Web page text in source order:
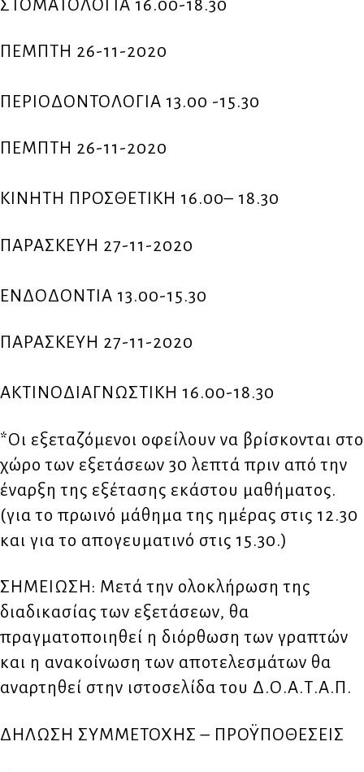
ΣΤΟΜΑΤΟΛΟΓΙΑ 16.00-18.30
ΠΕΜΠΤΗ 26-11-2020
ΠΕΡΙΟΔΟΝΤΟΛΟΓΙΑ 13.00 -15.30
ΠΕΜΠΤΗ 26-11-2020
ΚΙΝΗΤΗ ΠΡΟΣΘΕΤΙΚΗ 16.00– 18.30
ΠΑΡΑΣΚΕΥΗ 27-11-2020
ΕΝΔΟΔΟΝΤΙΑ 13.00-15.30
ΠΑΡΑΣΚΕΥΗ 27-11-2020
ΑΚΤΙΝΟΔΙΑΓΝΩΣΤΙΚΗ 16.00-18.30
*Οι εξεταζόμενοι οφείλουν να βρίσκονται στο
χώρο των εξετάσεων 30 λεπτά πριν από την
έναρξη της εξέτασης εκάστου μαθήματος.
(για το πρωινό μάθημα της ημέρας στις 12.30
και για το απογευματινό στις 15.30.)
ΣΗΜΕΙΩΣΗ: Μετά την ολοκλήρωση της
διαδικασίας των εξετάσεων, θα
πραγματοποιηθεί η διόρθωση των γραπτών
και η ανακοίνωση των αποτελεσμάτων θα
αναρτηθεί στην ιστοσελίδα του Δ.Ο.Α.Τ.Α.Π.
ΔΗΛΩΣΗ ΣΥΜΜΕΤΟΧΗΣ – ΠΡΟΫΠΟΘΕΣΕΙΣ